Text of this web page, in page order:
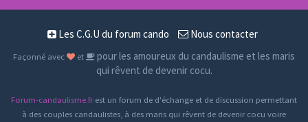
Les C.G.U du forum cando Nous contacter
Façonné avec et
pour les amoureux du candaulisme et les maris
qui rêvent de devenir cocu.
Forum-candaulisme.frest un forum de d'échange et de discussion permettant
à des couples candaulistes, à des maris qui rêvent de devenir cocu voire